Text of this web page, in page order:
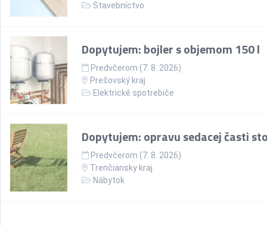
Stavebníctvo
Dopytujem: bojler s objemom 150 l
Predvčerom (7. 8. 2026)
Prešovský kraj
Elektrické spotrebiče
Dopytujem: opravu sedacej časti
Predvčerom (7. 8. 2026)
Trenčiansky kraj
Nábytok